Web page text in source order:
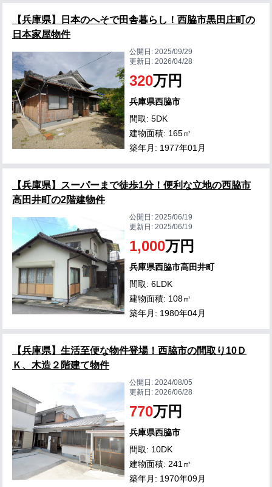
【兵庫県】日本のへそで田舎暮らし！西脇市黒田庄町の
日本家屋物件
公開日:2025/09/29
更新日:2026/04/28
320万円
兵庫県西脇市
間取: 5DK
建物面積: 165㎡
築年月: 1977年01月
【兵庫県】スーパーまで徒歩1分！便利な立地の西脇市
高田井町の2階建物件
公開日:2025/06/19
更新日:2025/06/19
1,000万円
兵庫県西脇市高田井町
間取: 6LDK
建物面積: 108㎡
築年月: 1980年04月
【兵庫県】生活至便な物件登場！西脇市の間取り10Ｄ
Ｋ、木造２階建て物件
公開日:2024/08/05
更新日:2026/06/28
770万円
兵庫県西脇市
間取: 10DK
建物面積: 241㎡
築年月: 1970年09月